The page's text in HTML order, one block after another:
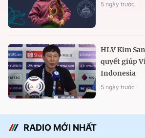
5 ngày trước
HLV Kim
quyết giúp
Indonesia
5 ngày trước
RADIO MỚI NHẤT